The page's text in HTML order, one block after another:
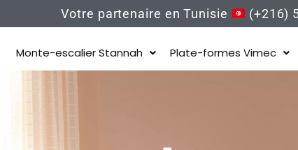
Votre partenaire en Tunisie (+216)
Monte-escalier Stannah Plate-formes Vimec